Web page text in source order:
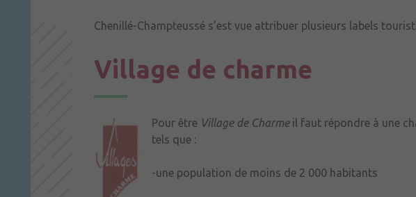
Chenillé-Champteussé s’est vue attribuer plusieurs labels
Village de charme
Pour être Village de Charmeil faut répondre à une
tels que :
-une population de moins de 2 000 habitants